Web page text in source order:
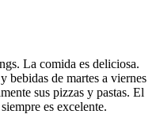
La comida es deliciosa.
bebidas de martes a viernes
sus pizzas y pastas. El
es excelente.